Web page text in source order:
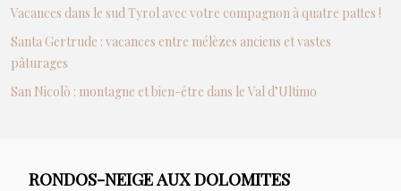
Vacances dans le sud Tyrol avec votre compagnon à quatre pattes !
Santa Gertrude : vacances entre mélèzes anciens et vastes
pâturages
San Nicolò : montagne et bien-être dans le Val d’Ultimo
RONDOS-NEIGE AUX DOLOMITES